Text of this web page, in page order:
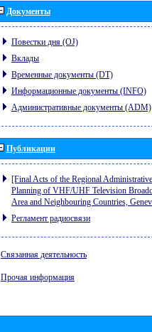
Документы
Повестки дня (OJ)
Вклады
Временные документы (DT)
Информационные документы (INFO)
Административные документы (ADM)
Публикации
[Final Acts of the Regional
Planning of VHF/UHF Television
Area and Neighbouring Countries,
Регламент радиосвязи
Связанная деятельность
Прочая информация